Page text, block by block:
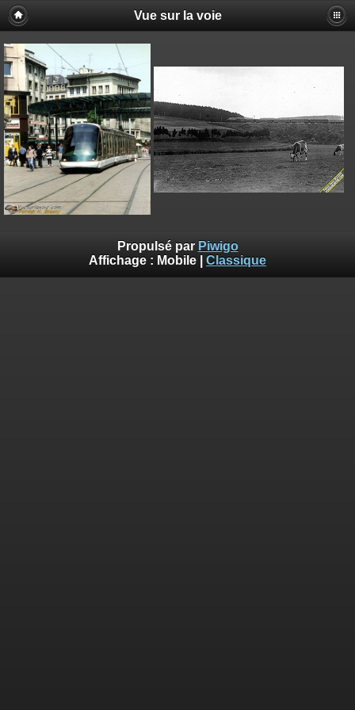
Vue sur la voie
Propulsé par Piwigo
Affichage : Mobile Classique